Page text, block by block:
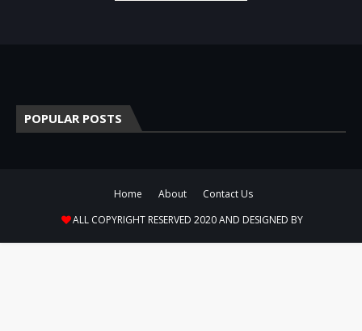
POPULAR POSTS
Home About
Contact Us
ALL COPYRIGHT RESERVED 2020 AND DESIGNED BY